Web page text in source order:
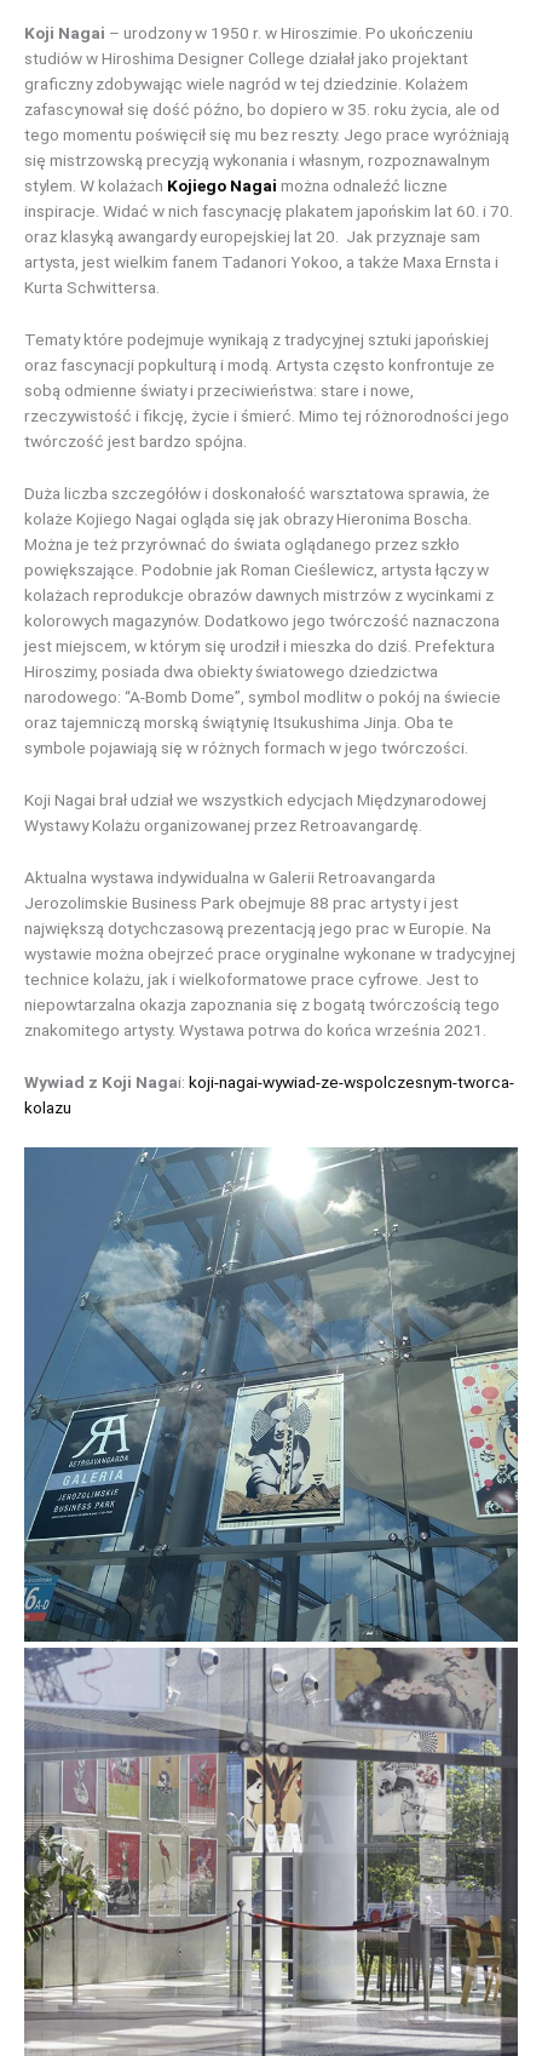
Koji Nagai – urodzony w 1950 r. w Hiroszimie. Po ukończeniu
studiów w Hiroshima Designer College działał jako projektant
graficzny zdobywając wiele nagród w tej dziedzinie. Kolażem
zafascynował się dość późno, bo dopiero w 35. roku życia, ale od
tego momentu poświęcił się mu bez reszty. Jego prace wyróżniają
się mistrzowską precyzją wykonania i własnym, rozpoznawalnym
stylem. W kolażach Kojiego Nagai można odnaleźć liczne
inspiracje. Widać w nich fascynację plakatem japońskim lat 60. i 70.
oraz klasyką awangardy europejskiej lat 20. Jak przyznaje sam
artysta, jest wielkim fanem Tadanori Yokoo, a także Maxa Ernsta i
Kurta Schwittersa.
Tematy które podejmuje wynikają z tradycyjnej sztuki japońskiej
oraz fascynacji popkulturą i modą. Artysta często konfrontuje ze
sobą odmienne światy i przeciwieństwa: stare i nowe,
rzeczywistość i fikcję, życie i śmierć. Mimo tej różnorodności jego
twórczość jest bardzo spójna.
Duża liczba szczegółów i doskonałość warsztatowa sprawia, że
kolaże Kojiego Nagai ogląda się jak obrazy Hieronima Boscha.
Można je też przyrównać do świata oglądanego przez szkło
powiększające. Podobnie jak Roman Cieślewicz, artysta łączy w
kolażach reprodukcje obrazów dawnych mistrzów z wycinkami z
kolorowych magazynów. Dodatkowo jego twórczość naznaczona
jest miejscem, w którym się urodził i mieszka do dziś. Prefektura
Hiroszimy, posiada dwa obiekty światowego dziedzictwa
narodowego: “A-Bomb Dome”, symbol modlitw o pokój na świecie
oraz tajemniczą morską świątynię Itsukushima Jinja. Oba te
symbole pojawiają się w różnych formach w jego twórczości.
Koji Nagai brał udział we wszystkich edycjach Międzynarodowej
Wystawy Kolażu organizowanej przez Retroavangardę.
Aktualna wystawa indywidualna w Galerii Retroavangarda
Jerozolimskie Business Park obejmuje 88 prac artysty i jest
największą dotychczasową prezentacją jego prac w Europie. Na
wystawie można obejrzeć prace oryginalne wykonane w tradycyjnej
technice kolażu, jak i wielkoformatowe prace cyfrowe. Jest to
niepowtarzalna okazja zapoznania się z bogatą twórczością tego
znakomitego artysty. Wystawa potrwa do końca września 2021.
Wywiad z Koji Nagai: koji-nagai-wywiad-ze-wspolczesnym-tworca-
kolazu